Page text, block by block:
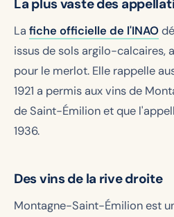
La plus vaste des
La fiche officielle de l'INAO
issus de sols argilo-calcaires,
pour le merlot. Elle rappelle
1921 a permis aux vins de
de Saint-Émilion et que
1936.
Des vins de la rive droite
Montagne-Saint-Émilion est